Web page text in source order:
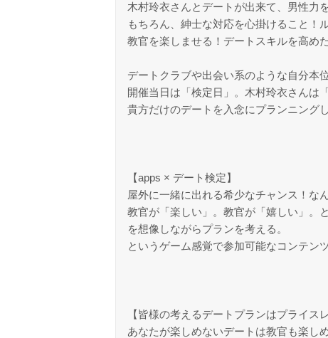
木村玲衣さんとデートが出来て、男性力
もちろん、紳士な対応を心掛けること！
教官を楽しませる！デートスキルを高め
デートクラブや出会い系のような自分本
開催当日は「検定日」。木村玲衣さんは
貴方だけのデートを入念にプランニング
【apps × デート検定】
屋外に一緒に出れる希少なチャンス！な
教官が「楽しい」。教官が「嬉しい」。
を想像しながらプランを考える。
というゲーム感覚で参加可能なコンテン
【皆様の考えるデートプランはプライス
あなたが楽しめないデートは教官も楽し